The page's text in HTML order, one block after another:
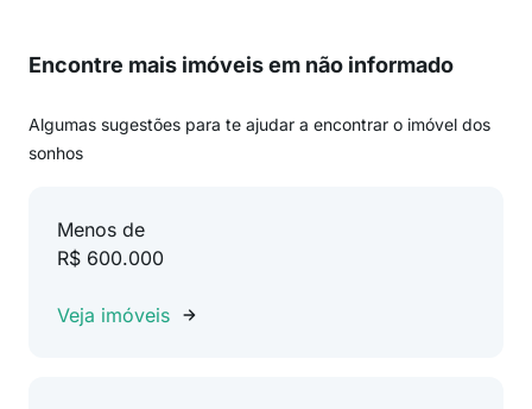
Encontre mais imóveis em não informado
Algumas sugestões para te ajudar a encontrar o imóvel dos
sonhos
Menos de
R$ 600.000
Veja imóveis